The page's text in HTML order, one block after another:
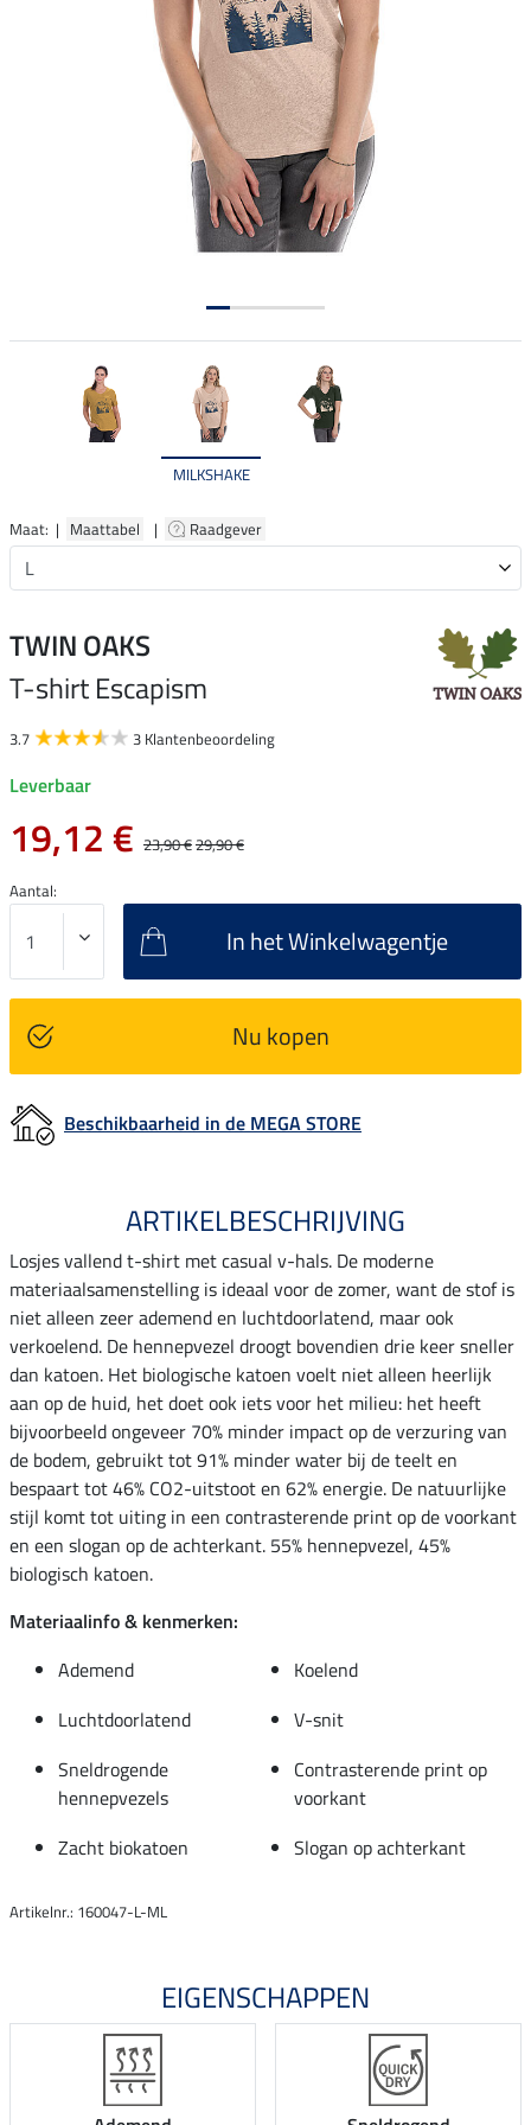
MILKSHAKE
Maat: | Maattabel | Raadgever
TWIN OAKS
T-shirt Escapism
3.7 3 Klantenbeoordeling
Leverbaar
19,12 € 23,90 €29,90 €
Aantal:
In het Winkelwagentje
Nu kopen
Beschikbaarheid in de MEGA STORE
ARTIKELBESCHRIJVING
Losjes vallend t-shirt met casual v-hals. De moderne
materiaalsamenstelling is ideaal voor de zomer, want de stof is
niet alleen zeer ademend en luchtdoorlatend, maar ook
verkoelend. De hennepvezel droogt bovendien drie keer sneller
dan katoen. Het biologische katoen voelt niet alleen heerlijk
aan op de huid, het doet ook iets voor het milieu: het heeft
bijvoorbeeld ongeveer 70% minder impact op de verzuring van
de bodem, gebruikt tot 91% minder water bij de teelt en
bespaart tot 46% CO2-uitstoot en 62% energie. De natuurlijke
stijl komt tot uiting in een contrasterende print op de voorkant
en een slogan op de achterkant. 55% hennepvezel, 45%
biologisch katoen.
Materiaalinfo & kenmerken:
Ademend
Koelend
Luchtdoorlatend
V-snit
Sneldrogende
hennepvezels
Contrasterende print op
voorkant
Zacht biokatoen
Slogan op achterkant
Artikelnr.: 160047-L-ML
EIGENSCHAPPEN